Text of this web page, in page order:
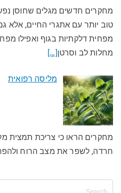
מחקרים חדשים מגלים שחוסן
טוב יותר עם אתגרי החיים, אלא
מפחית דלקתיות בגוף ואפילו
מחלות לב וסרטן[…]
מליסה רפואית
מחקרים הראו כי צריכת תמצית
חרדה, לשפר את מצב הרוח